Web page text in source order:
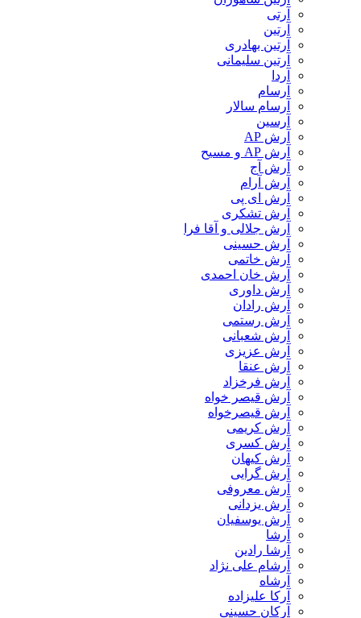
آرتی
آرتین
آرتین بهادری
آرتین سلیمانی
آردا
آرسام
آرسام سالار
آرسین
آرش AP
آرش AP و مسیح
آرش آج
آرش آرام
آرش ای پی
آرش تشکری
آرش جلالی و آقا فرا
آرش حسینی
آرش خاتمی
آرش خان احمدی
آرش داوری
آرش رادان
آرش رستمى
آرش شعبانی
آرش عزیزی
آرش عنقا
آرش فرخزاد
آرش قیصر خواه
آرش قیصرخواه
آرش کریمی
آرش کسری
آرش کیهان
آرش گرایی
آرش معروفی
آرش یزدانی
آرش یوسفیان
آرشا
آرشا رادین
آرشام علی نژاد
آرشاه
آرکا علیزاده
آرکان حسینی